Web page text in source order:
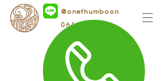
@onethumboon
064-1655556